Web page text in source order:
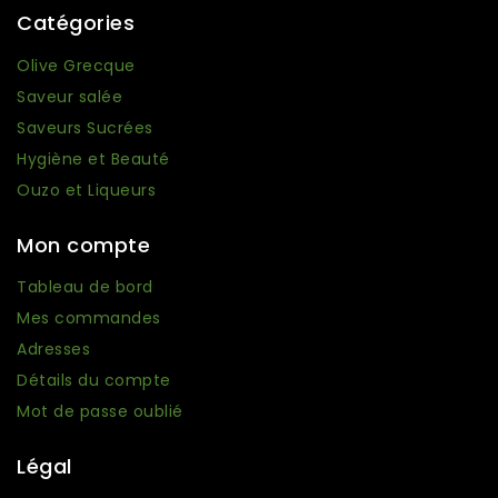
Catégories
Olive Grecque
Saveur salée
Saveurs Sucrées
Hygiène et Beauté
Ouzo et Liqueurs
Mon compte
Tableau de bord
Mes commandes
Adresses
Détails du compte
Mot de passe oublié
Légal